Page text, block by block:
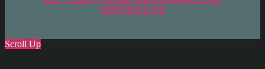
SERVICES.DE
Scroll Up